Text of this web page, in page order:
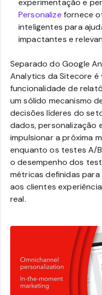
experimentação e
Personalize fornece
inteligentes para
impactantes e
Separado do Google
Analytics da Sitecore é
funcionalidade de
um sólido mecanismo
decisões líderes do
dados, personalização
impulsionar a próxima
enquanto os testes A/
o desempenho dos
métricas definidas
aos clientes
real.